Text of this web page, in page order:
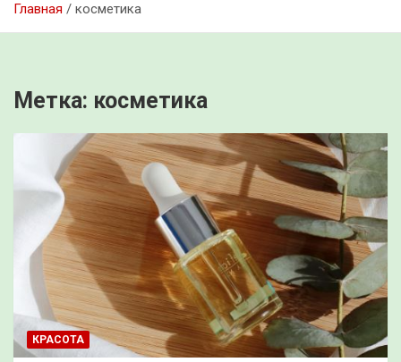
Главная косметика
Метка: косметика
КРАСОТА